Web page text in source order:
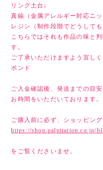
リング土台↓
真鍮（金属アレルギー対応ニッ
レジン（制作段階でどうして
こちらではそれも作品の味と
す。
ご了承いただけますよう宜しく
ボンド
ご入金確認後、発送までの目
お時間をいただいております。
ご購入前に必ず、ショッピン
https://shop.palpitation.co.jp/
をご覧くださいませ。